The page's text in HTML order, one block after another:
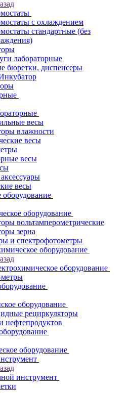
с охлаждением
стандартные (без
лабораторные
бюретки, диспенсеры
весы
влажности
весы
весы
весы
оборудование
оборудование
вольтамперометрические
зерна
и спектрофотометры
оборудование
оборудование
оборудование
рециркуляторы
нефтепродуктов
оборудование
инструмент